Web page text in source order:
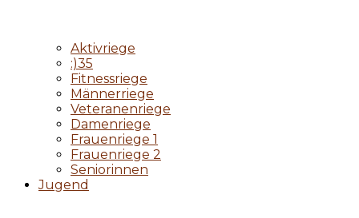
Aktivriege
:)35
Fitnessriege
Männerriege
Veteranenriege
Damenriege
Frauenriege 1
Frauenriege 2
Seniorinnen
Jugend